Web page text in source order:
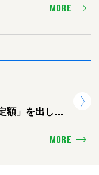
MORE
額」を出した
MORE